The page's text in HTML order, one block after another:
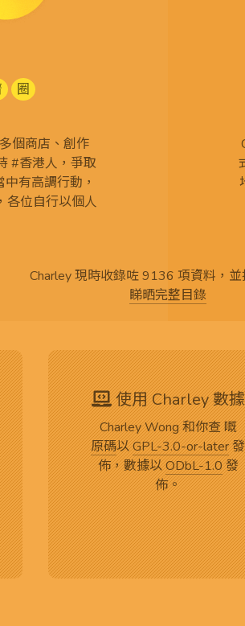
圈
個商店、創作
#香港人，爭取
有高調行動，
各位自行以個人
Charley 現時收錄咗 9136 項資料，
睇晒完整目錄
使用 Charley 數據
Charley Wong 和你查 嘅
原碼以GPL-3.0-or-later發
佈，數據以ODbL-1.0發
佈。